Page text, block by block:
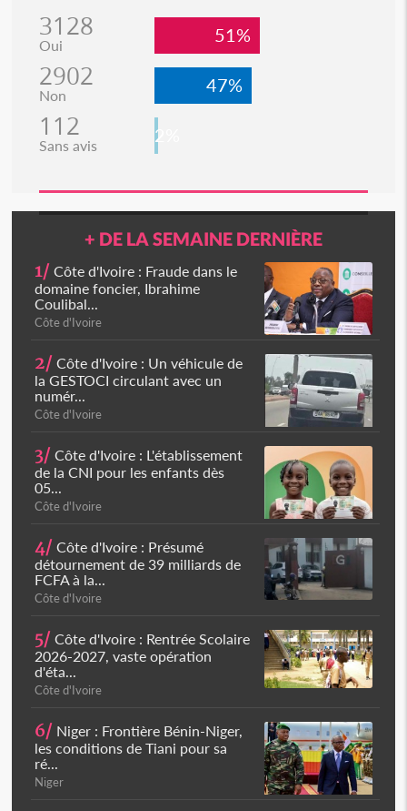
3128
Oui 51%
2902
Non 47%
112
Sans avis 2%
+ DE LA SEMAINE DERNIÈRE
1/ Côte d'Ivoire : Fraude dans le
domaine foncier, Ibrahime
Coulibal...
Côte d'Ivoire
2/ Côte d'Ivoire : Un véhicule de
la GESTOCI circulant avec un
numér...
Côte d'Ivoire
3/ Côte d'Ivoire : L'établissement
de la CNI pour les enfants dès
05...
Côte d'Ivoire
4/ Côte d'Ivoire : Présumé
détournement de 39 milliards de
FCFA à la...
Côte d'Ivoire
5/ Côte d'Ivoire : Rentrée Scolaire
2026-2027, vaste opération
d'éta...
Côte d'Ivoire
6/ Niger : Frontière Bénin-Niger,
les conditions de Tiani pour sa
ré...
Niger